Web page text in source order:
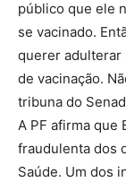
público que ele
se vacinado.
querer adulterar
de vacinação.
tribuna do
A PF afirma que
fraudulenta dos
Saúde. Um dos